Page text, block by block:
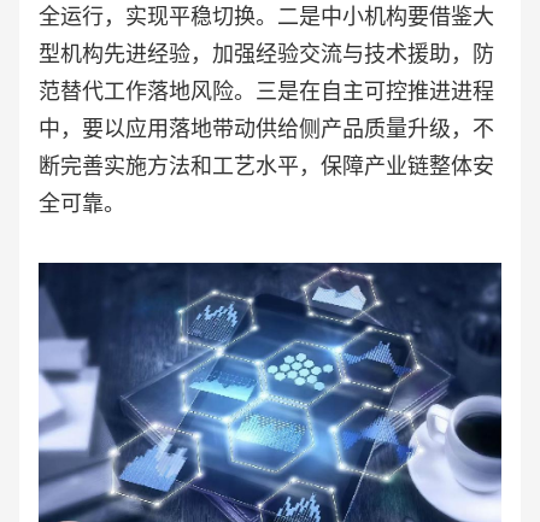
全运行，实现平稳切换。二是中小机构要借鉴大
型机构先进经验，加强经验交流与技术援助，防
范替代工作落地风险。三是在自主可控推进进程
中，要以应用落地带动供给侧产品质量升级，不
断完善实施方法和工艺水平，保障产业链整体安
全可靠。